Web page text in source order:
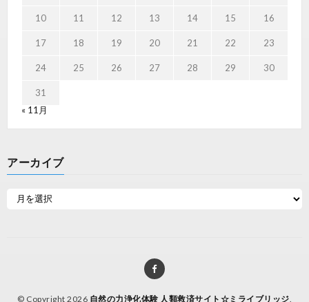
10 11 12 13 14 15 16
17 18 19 20 21 22 23
24 25 26 27 28 29 30
31
« 11月
アーカイブ
© Copyright 2026 自然の力浄化体験 人類救済サイト☆ミライブリッジ.